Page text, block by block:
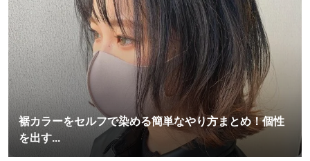
裾カラーをセルフで染める簡単なやり方まとめ！個性
を出す...